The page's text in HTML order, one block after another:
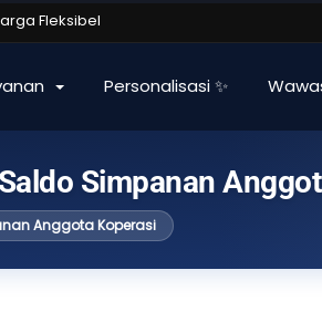
Fleksibel
Personalisasi ✨
Simpanan
Anggota Koperasi